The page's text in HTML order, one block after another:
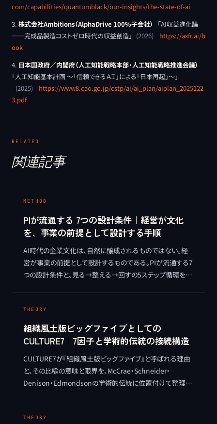
com/capabilities/quantumblack/our-insights/the-state-of-ai
株式会社Ambitions（AlphaDrive 100%子会社）
「AI収益進化論
──完成品製造コストゼロ時代の収益創造」 (2026)
https://axfr.ai/b
ook
日本国政府／内閣府（人工知能戦略本部・人工知能戦略推進会議）
「人工知能基本計画 ～「信頼できるＡＩ」による「日本再起」～」
(2025)
https://www8.cao.go.jp/cstp/ai/ai_plan/aiplan_2025122
3.pdf
RELATED
関連記事
METHOD
PIが流通する 7つの設計条件｜経営が文化
を、事業の前提として設計する手順
AI時代の企業文化は、自然に醸成されるものではない。経
営が事業の前提として設計するものである。PIが流通する7
つの設計条件と、見る→整える→回すの5ステップ循環を、
THEORY
組織風土版ビッグファイブとしての
CULTURE7｜7因子と学術的伝統の接続構造
CULTURE7が『組織風土版ビッグファイブ』と呼ばれる理由
と、その比喩の意味と限界を、McCrae・Schneider・
Denison・Edmondsonの学術的伝統に位置付けて整理す
THEORY